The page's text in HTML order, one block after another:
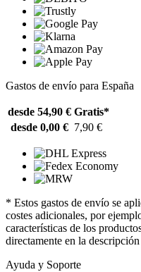
Gastos de envío para España
desde 54,90 € Gratis*
desde 0,00 € 7,90 €
* Estos gastos de envío se
costes adicionales, por
características de los
directamente en la
Ayuda y Soporte